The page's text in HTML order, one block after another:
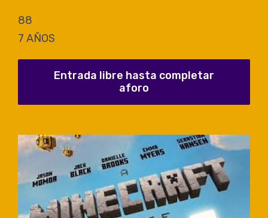
88
7 AÑOS
Entrada libre hasta completar
aforo